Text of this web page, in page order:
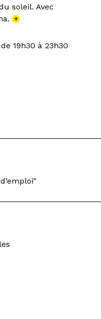
soleil. Avec
+
19h30 à 23h30